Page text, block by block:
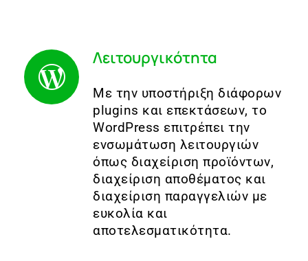
Λειτουργικότητα
Με την υποστήριξη διάφορων
plugins και επεκτάσεων, το
WordPress επιτρέπει την
ενσωμάτωση λειτουργιών
όπως διαχείριση προϊόντων,
διαχείριση αποθέματος και
διαχείριση παραγγελιών με
ευκολία και
αποτελεσματικότητα.